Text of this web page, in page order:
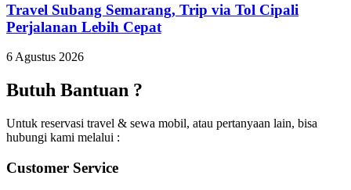
Travel Subang Semarang, Trip via Tol Cipali
Perjalanan Lebih Cepat
6 Agustus 2026
Butuh Bantuan ?
Untuk reservasi travel & sewa mobil, atau pertanyaan lain, bisa
hubungi kami melalui :
Customer Service